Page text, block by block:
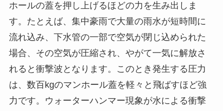
ホールの蓋を押し上げるほどの力を生み出しま
す。たとえば、集中豪雨で大量の雨水が短時間に
流れ込み、下水管の一部で空気が閉じ込められた
場合、その空気が圧縮され、やがて一気に解放さ
れると衝撃波となります。このとき発生する圧力
は、数百kgのマンホール蓋を軽々と飛ばすほど強
力です。ウォーターハンマー現象が水による衝撃